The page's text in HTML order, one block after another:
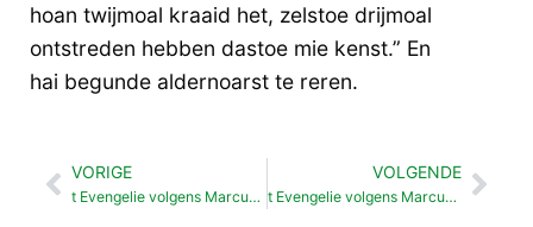
hoan twijmoal kraaid het, zelstoe drijmoal
ontstreden hebben dastoe mie kenst.” En
hai begunde aldernoarst te reren.
Vorige
VORIGE
t Evengelie volgens Marcus 13
VOLGENDE
t Evengelie volgens Marcus 15